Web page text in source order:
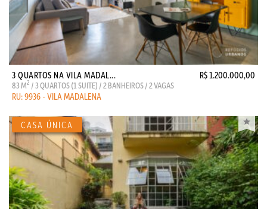
3 QUARTOS NA VILA MADAL... R$ 1.200.000,00
83 M2 / 3 QUARTOS (1 SUITE) / 2 BANHEIROS / 2 VAGAS
RU: 9936 - VILA MADALENA